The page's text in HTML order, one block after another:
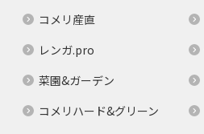
コメリ産直
レンガ.pro
菜園&ガーデン
コメリハード&グリーン